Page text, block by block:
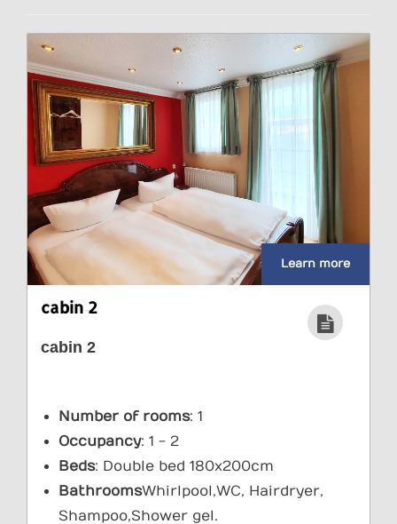
Learn more
cabin 2
cabin 2
Number of rooms: 1
Occupancy: 1 - 2
Beds: Double bed 180x200cm
BathroomsWhirlpool,WC, Hairdryer,
Shampoo,Shower gel.